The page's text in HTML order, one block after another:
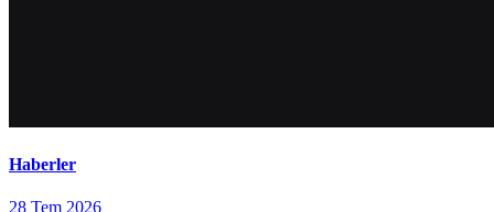
Haberler
28 Tem 2026